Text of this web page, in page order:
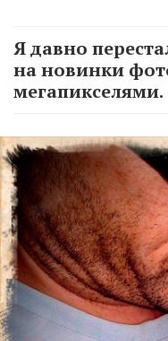
Я давно
на новинки
мегапикселями.